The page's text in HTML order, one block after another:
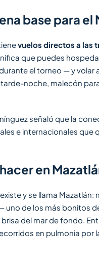
base para el
vuelos directos a las
que puedes
el torneo — y volar
noche, malecón
señaló que la
e internacionales que
en
y se llama
uno de los más bonitos
del mar de fondo.
en pulmonia por